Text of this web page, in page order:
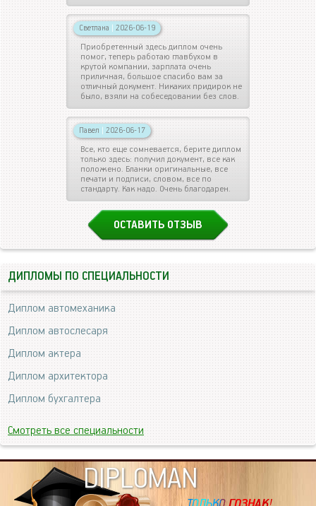
Светлана | 2026-06-19
Приобретенный здесь диплом очень
помог, теперь работаю главбухом в
крутой компании, зарплата очень
приличная, большое спасибо вам за
отличный документ. Никаких придирок не
было, взяли на собеседовании без слов.
Павел | 2026-06-17
Все, кто еще сомневается, берите диплом
только здесь: получил документ, все как
положено. Бланки оригинальные, все
печати и подписи, словом, все по
стандарту. Как надо. Очень благодарен.
ОСТАВИТЬ ОТЗЫВ
ДИПЛОМЫ ПО СПЕЦИАЛЬНОСТИ
Диплом автомеханика
Диплом автослесаря
Диплом актера
Диплом архитектора
Диплом бухгалтера
Смотреть все специальности
DIPLOMAN